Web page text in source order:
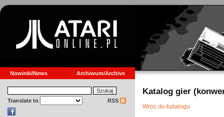
Nowinki/News Archiwum/Archive
Translate to RSS
Katalog gier
Wróc do katalogu